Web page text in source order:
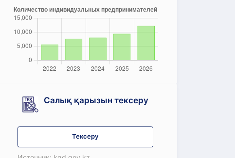
Салық қарызын тексеру
Тексеру